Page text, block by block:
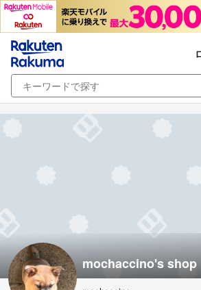
mochaccino's shop